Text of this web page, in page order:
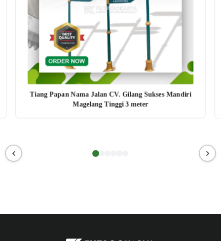
Tiang Papan Nama Jalan CV. Gilang Sukses Mandiri
Magelang Tinggi 3 meter